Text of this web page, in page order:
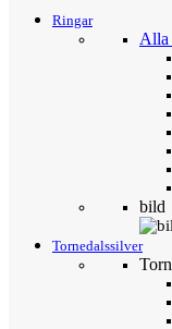
Ringar
Alla
bild
Tornedalssilver